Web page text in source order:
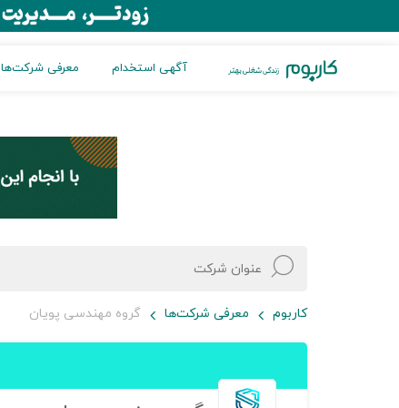
آگهی استخدام معرفی شرکت‌ها
کاربوم معرفی شرکت‌ها گروه مهندسی پویان